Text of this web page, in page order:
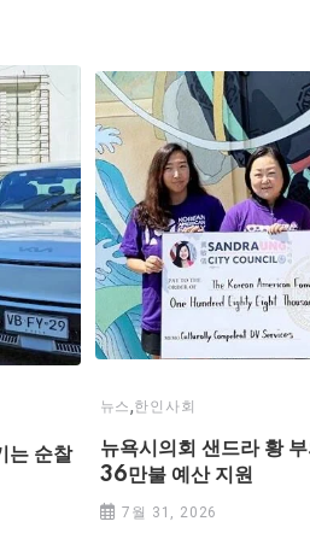
는 순찰
뉴스,한인사회
뉴욕시의회 샌드라 황
36만불 예산 지원
7월 31, 2026